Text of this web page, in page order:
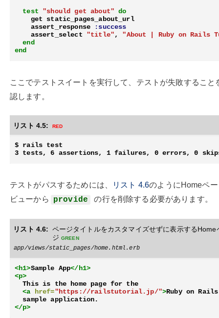
test
"should get about" do
get
static_pages_about_url
assert_response
:success
assert_select
"title",
"About | Ruby on Rails
end
end
ここでテストスイートを実行して、テストが失敗すること
認します。
リスト 4.5: red
$ rails test
テストがパスするためには、 リスト 4.6のようにHomeペ
ビューから
provide の行を削除する必要があります。
リスト 4.6: ページタイトルをカスタマイズせずに表示するHome
ジ green
app/views/static_pages/home.html.erb
<h1>Sample App</h1>
<p>
  This is the home page for the
<a
href="https://railstutorial.jp/">Ruby on
</p>